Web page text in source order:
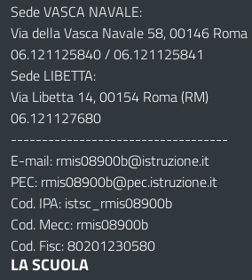
Sede VASCA NAVALE:
Via della Vasca Navale 58, 00146 Roma
06.121125840 / 06.121125841
Sede LIBETTA:
Via Libetta 14, 00154 Roma (RM)
06.121127680
-----------------------------------
E-mail: rmis08900b@istruzione.it
PEC: rmis08900b@pec.istruzione.it
Cod. IPA: istsc_rmis08900b
Cod. Mecc: rmis08900b
Cod. Fisc: 80201230580
LA SCUOLA